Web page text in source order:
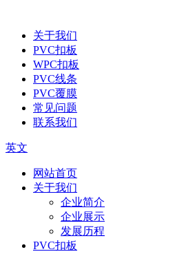
关于我们
PVC扣板
WPC扣板
PVC线条
PVC覆膜
常见问题
联系我们
英文
网站首页
关于我们
企业简介
企业展示
发展历程
PVC扣板